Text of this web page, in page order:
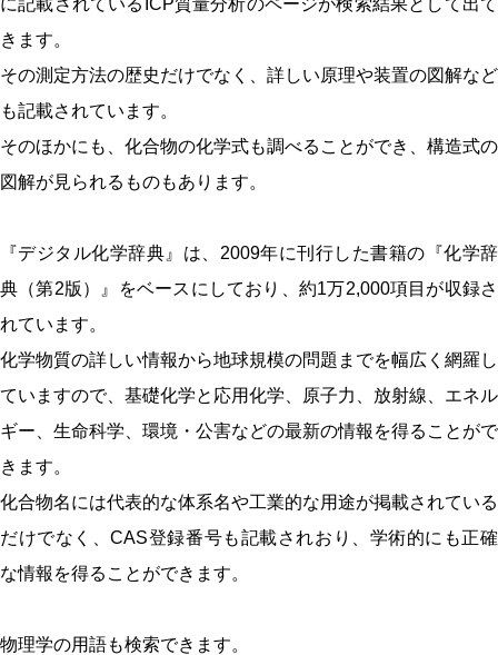
きます。
その測定方法の歴史だけでなく、詳しい原理や装置の図解など
も記載されています。
そのほかにも、化合物の化学式も調べることができ、構造式の
図解が見られるものもあります。
『デジタル化学辞典』は、2009年に刊行した書籍の『化学辞
典（第2版）』をベースにしており、約1万2,000項目が収録さ
れています。
化学物質の詳しい情報から地球規模の問題までを幅広く網羅し
ていますので、基礎化学と応用化学、原子力、放射線、エネル
ギー、生命科学、環境・公害などの最新の情報を得ることがで
きます。
化合物名には代表的な体系名や工業的な用途が掲載されている
だけでなく、CAS登録番号も記載されおり、学術的にも正確
な情報を得ることができます。
物理学の用語も検索できます。